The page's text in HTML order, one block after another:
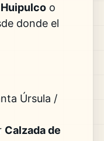
Huipulcoo
donde el
Úrsula /
Calzada de